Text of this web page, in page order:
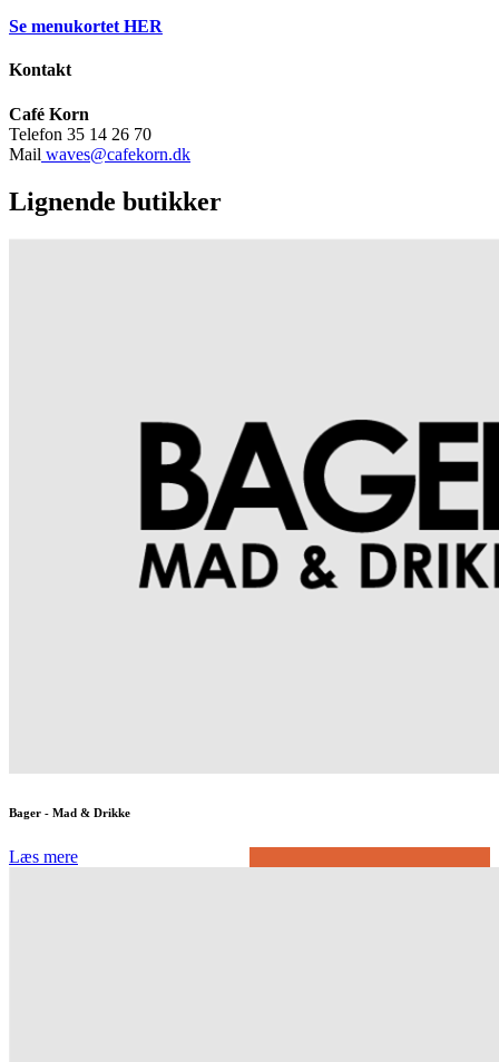
Se menukortet HER
Kontakt
Café Korn
Telefon 35 14 26 70
Mail waves@cafekorn.dk
Lignende butikker
Bager - Mad & Drikke
Læs mere